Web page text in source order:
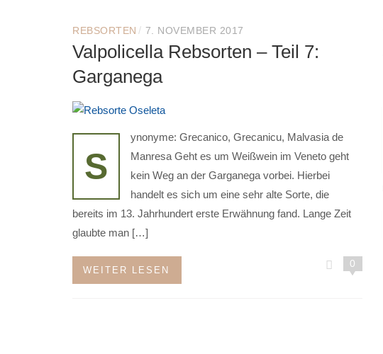
REBSORTEN / 7. NOVEMBER 2017
Valpolicella Rebsorten – Teil 7:
Garganega
S
ynonyme: Grecanico, Grecanicu, Malvasia de
Manresa Geht es um Weißwein im Veneto geht
kein Weg an der Garganega vorbei. Hierbei
handelt es sich um eine sehr alte Sorte, die
bereits im 13. Jahrhundert erste Erwähnung fand. Lange Zeit
glaubte man […]
WEITER LESEN
0